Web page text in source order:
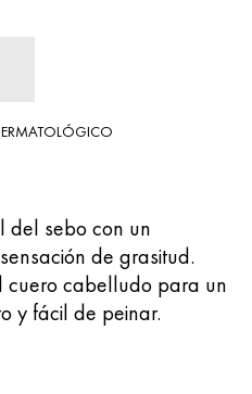
del sebo con un
de grasitud.
cuero cabelludo para un
y fácil de peinar.